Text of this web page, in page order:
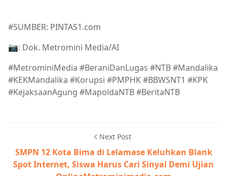
#SUMBER: PINTAS1.com
📷: Dok. Metromini Media/AI
#MetrominiMedia #BeraniDanLugas #NTB #Mandalika
#KEKMandalika #Korupsi #PMPHK #BBWSNT1 #KPK
#KejaksaanAgung #MapoldaNTB #BeritaNTB
Next Post
SMPN 12 Kota Bima di Lelamase Keluhkan Blank
Spot Internet, Siswa Harus Cari Sinyal Demi Ujian